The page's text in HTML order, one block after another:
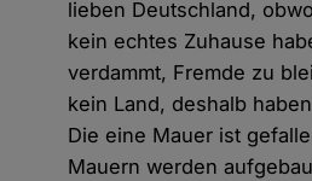
lieben Deutschland,
kein echtes Zuhause
verdammt, Fremde zu
kein Land, deshalb
Die eine Mauer ist
Mauern werden